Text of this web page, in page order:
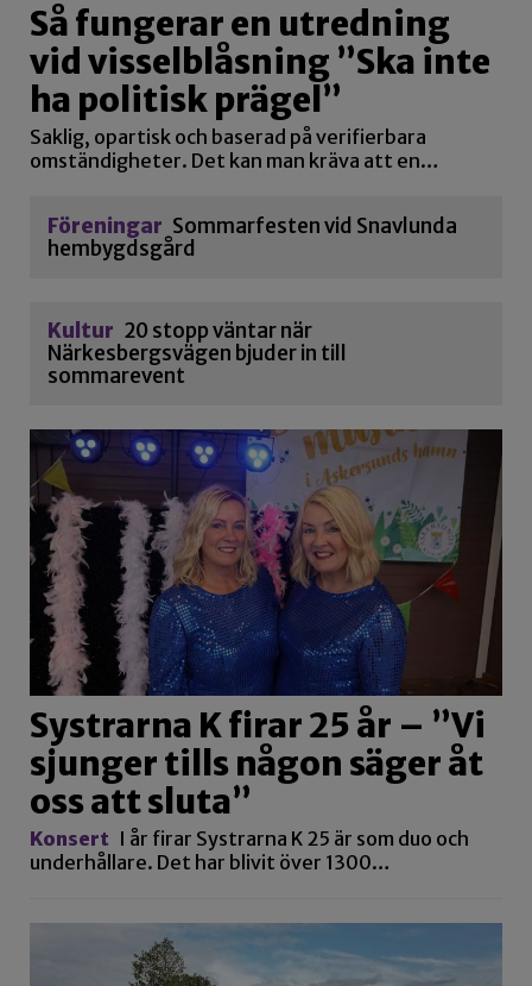
Så fungerar en utredning
vid visselblåsning ”Ska inte
ha politisk prägel”
Saklig, opartisk och baserad på verifierbara
omständigheter. Det kan man kräva att en…
Föreningar Sommarfesten vid Snavlunda
hembygdsgård
Kultur 20 stopp väntar när
Närkesbergsvägen bjuder in till
sommarevent
Systrarna K firar 25 år – ”Vi
sjunger tills någon säger åt
oss att sluta”
Konsert I år firar Systrarna K 25 är som duo och
underhållare. Det har blivit över 1300…